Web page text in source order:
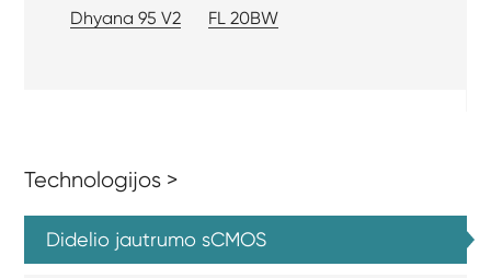
Dhyana 95 V2
FL 20BW
Technologijos >
Didelio jautrumo sCMOS